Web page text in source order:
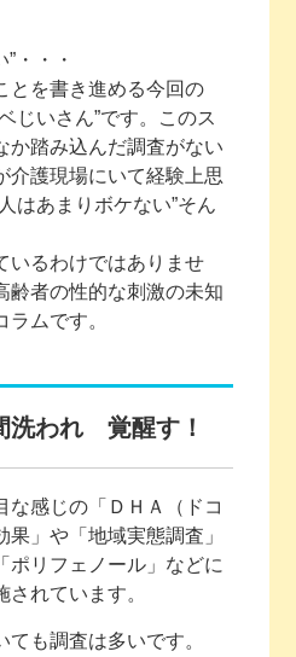
・・・
とを書き進める今回の
じいさん”です。このス
か踏み込んだ調査がない
介護現場にいて経験上思
はあまりボケない”そん
いるわけではありませ
齢者の性的な刺激の未知
ムです。
われ 覚醒す！
な感じの「ＤＨＡ（ドコ
」や「地域実態調査」
ポリフェノール」などに
れています。
も調査は多いです。